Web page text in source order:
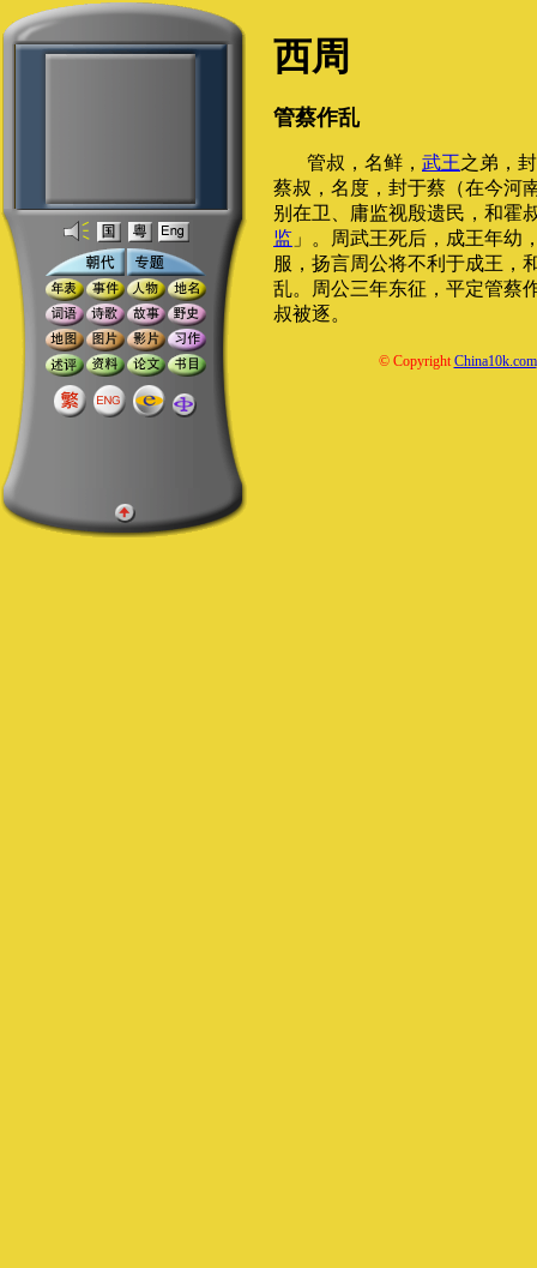
西周
管蔡作乱
管叔，名鲜， 武王之弟，
蔡叔，名度，封于蔡（在今河
别在卫、庸监视殷遗民，和霍
监 」。周武王死后，成王年幼
服，扬言周公将不利于成王，
乱。周公三年东征，平定管蔡
叔被逐。
© CopyrightChina10k.com